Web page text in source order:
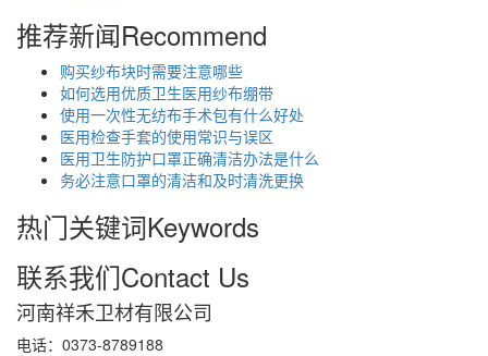
推荐新闻Recommend
购买纱布块时需要注意哪些
如何选用优质卫生医用纱布绷带
使用一次性无纺布手术包有什么好处
医用检查手套的使用常识与误区
医用卫生防护口罩正确清洁办法是什么
务必注意口罩的清洁和及时清洗更换
热门关键词Keywords
联系我们Contact Us
河南祥禾卫材有限公司
电话：0373-8789188